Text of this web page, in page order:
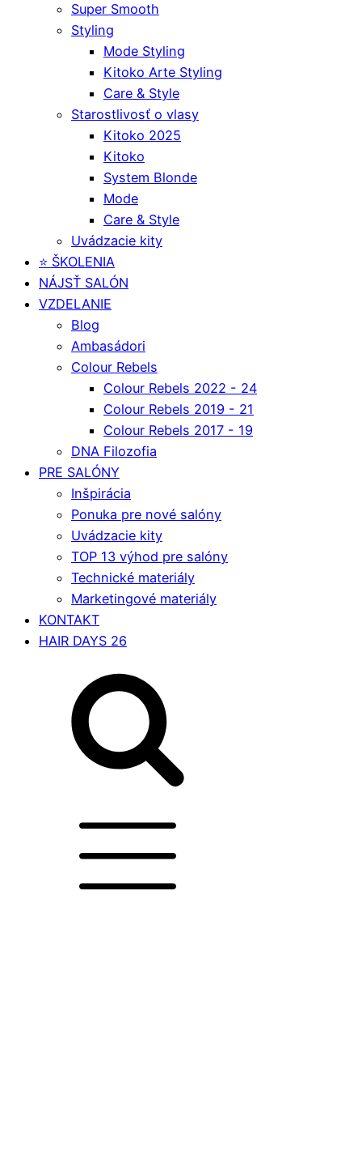
Super Smooth
Styling
Mode Styling
Kitoko Arte Styling
Care & Style
Starostlivosť o vlasy
Kitoko 2025
Kitoko
System Blonde
Mode
Care & Style
Uvádzacie kity
⭐️ ŠKOLENIA
NÁJSŤ SALÓN
VZDELANIE
Blog
Ambasádori
Colour Rebels
Colour Rebels 2022 - 24
Colour Rebels 2019 - 21
Colour Rebels 2017 - 19
DNA Filozofia
PRE SALÓNY
Inšpirácia
Ponuka pre nové salóny
Uvádzacie kity
TOP 13 výhod pre salóny
Technické materiály
Marketingové materiály
KONTAKT
HAIR DAYS 26